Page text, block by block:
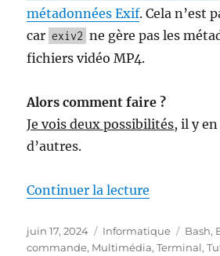
métadonnées Exif. Cela n’est
car exiv2 ne gère pas les
fichiers vidéo MP4.
Alors comment faire ?
Je vois deux possibilités, il y
d’autres.
Continuer la lecture
Publié
le
juin 17, 2024 Catégories
Informatique Bash,
commande, Multimédia,Terminal,